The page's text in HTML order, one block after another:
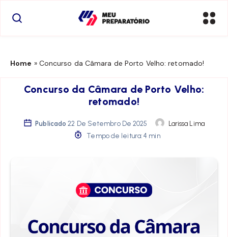
Home » Concurso da Câmara de Porto Velho: retomado!
Concurso da Câmara de Porto Velho:
retomado!
Publicado 22 De Setembro De 2025
Larissa Lima
Tempo de leitura: 4 min